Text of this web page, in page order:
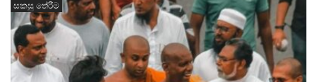
සකසු තේරීම